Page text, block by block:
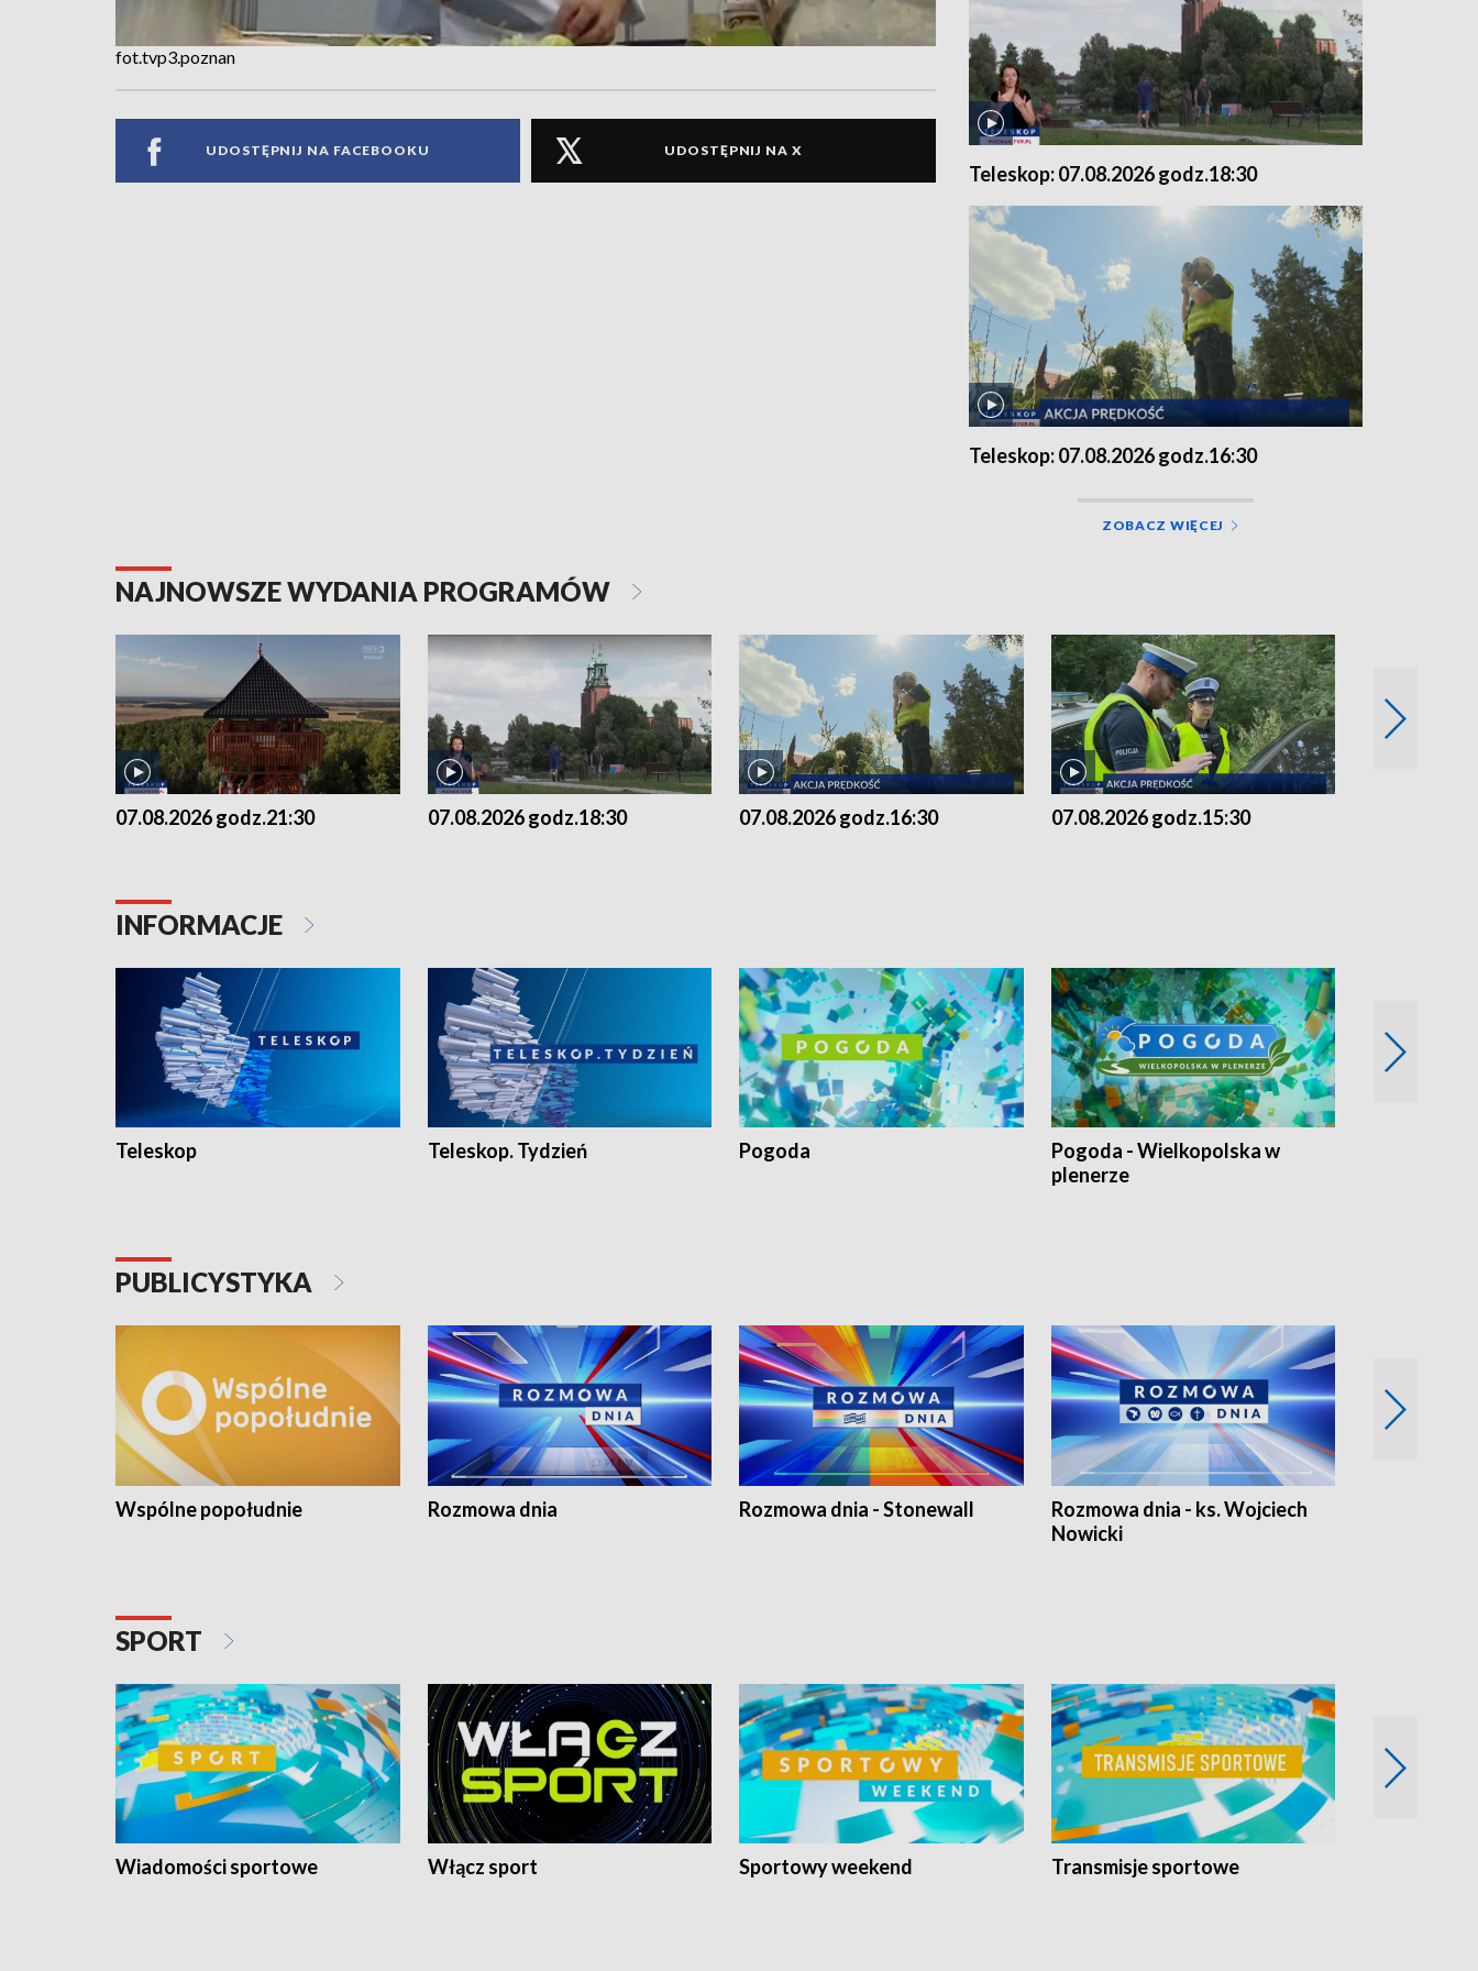
fot.tvp3.poznan
UDOSTĘPNIJ NA FACEBOOKU UDOSTĘPNIJ NA X
Teleskop: 07.08.2026 godz.18:30
Teleskop: 07.08.2026 godz.16:30
ZOBACZ WIĘCEJ
NAJNOWSZE WYDANIA PROGRAMÓW
07.08.2026 godz.21:30 07.08.2026 godz.18:30 07.08.2026 godz.16:30 07.08.2026 godz.15:30
INFORMACJE
Teleskop Teleskop. Tydzień Pogoda
Pogoda - Wielkopolska w
plenerze
PUBLICYSTYKA
Wspólne popołudnie Rozmowa dnia Rozmowa dnia - Stonewall
Rozmowa dnia - ks. Wojciech
Nowicki
SPORT
Wiadomości sportowe Włącz sport Sportowy weekend Transmisje sportowe